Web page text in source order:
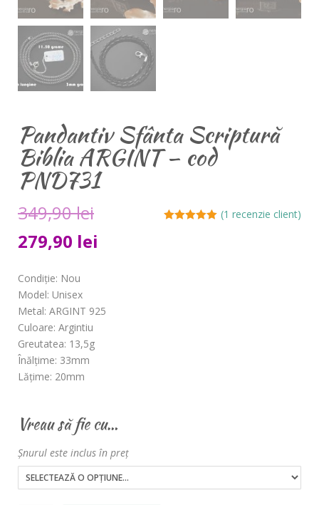
Pandantiv Sfânta Scriptură
Biblia ARGINT – cod
PND731
(1 recenzie client)
349,90lei
279,90 lei
Condiție: Nou
Model: Unisex
Metal: ARGINT 925
Culoare: Argintiu
Greutatea: 13,5g
Înălțime: 33mm
Lățime: 20mm
Vreau să fie cu…
Șnurul este inclus în preț